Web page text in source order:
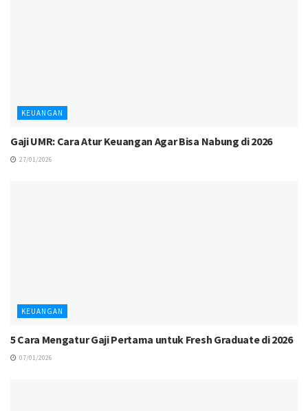
KEUANGAN
Gaji UMR: Cara Atur Keuangan Agar Bisa Nabung di 2026
27/01/2026
KEUANGAN
5 Cara Mengatur Gaji Pertama untuk Fresh Graduate di 2026
07/01/2026